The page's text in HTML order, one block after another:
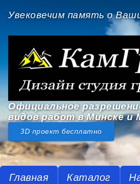
Увековечим память о
Официальное
видов работ в Минске и
3D проект бесплатно
Главная Каталог